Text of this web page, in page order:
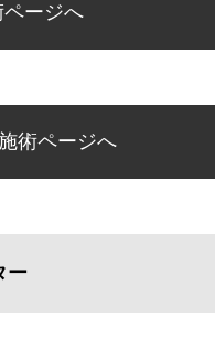
ージへ
術ページへ
ー